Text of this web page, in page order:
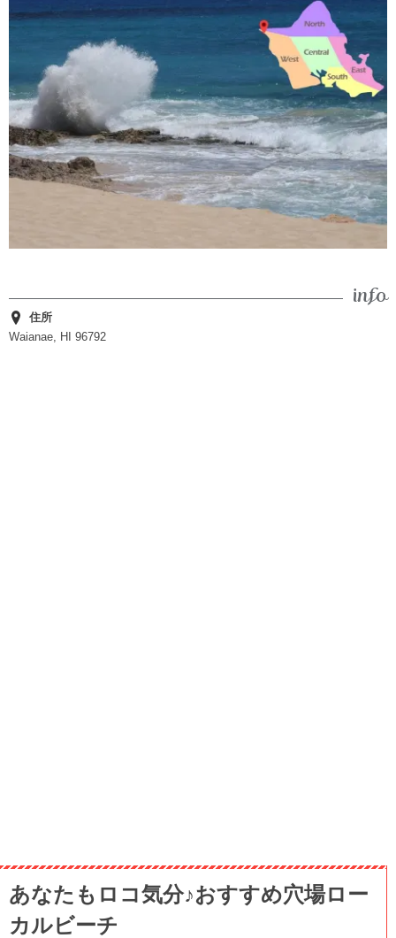
住所
Waianae, HI 96792
あなたもロコ気分♪おすすめ穴場ロー
カルビーチ